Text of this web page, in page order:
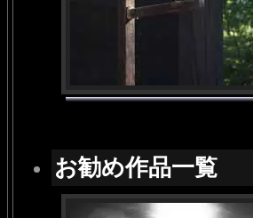
お勧め作品一覧